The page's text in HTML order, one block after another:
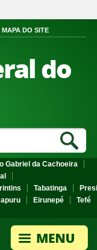
MAPA DO SITE
do
Gabriel da Cachoeira
Tabatinga
Eirunepé
Tefé